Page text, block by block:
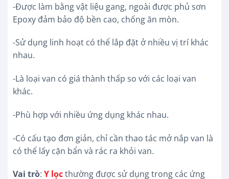
-Được làm bằng vật liệu gang, ngoài được phủ sơn
Epoxy đảm bảo độ bền cao, chống ăn mòn.
-Sử dụng linh hoạt có thể lắp đặt ở nhiều vị trí khác
nhau.
-Là loại van có giá thành thấp so với các loại van
khác.
-Phù hợp với nhiều ứng dụng khác nhau.
-Có cấu tạo đơn giản, chỉ cần thao tác mở nắp van là
có thể lấy cặn bẩn và rác ra khỏi van.
Vai trò: Y lọcthường được sử dụng trong các ứng